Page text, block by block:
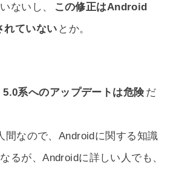
ないし、
この修正はAndroid
れていない とか。
系へのアップデートは危険だ
間なので、Androidに関する知識
るが、Androidに詳しい人でも、